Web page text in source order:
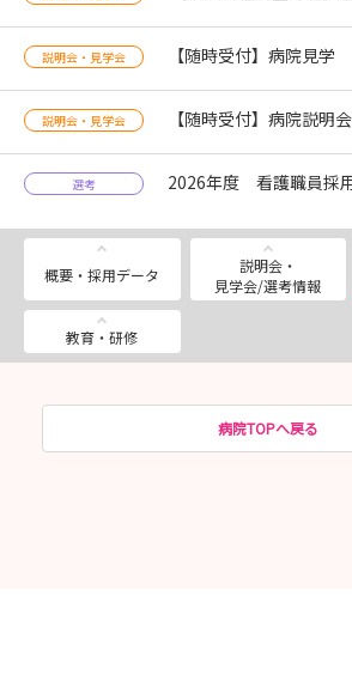
説明会・見学会 【随時受付】病院見学
説明会・見学会 【随時受付】病院説明会
選考 2026年度 看護職員採
概要・採用データ
説明会・
見学会/選考情報
教育・研修
病院TOPへ戻る